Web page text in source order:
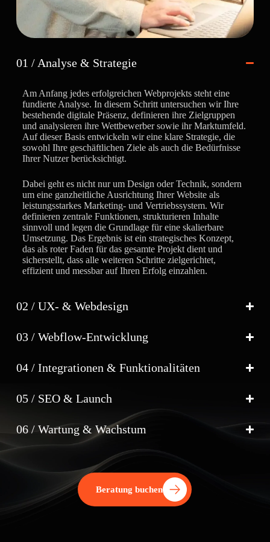
01 / Analyse & Strategie
Am Anfang jedes erfolgreichen Webprojekts steht eine
fundierte Analyse. In diesem Schritt untersuchen wir Ihre
bestehende digitale Präsenz, definieren ihre Zielgruppen
und analysieren ihre Wettbewerber sowie ihr Marktumfeld.
Auf dieser Basis entwickeln wir eine klare Strategie, die
sowohl Ihre geschäftlichen Ziele als auch die Bedürfnisse
Ihrer Nutzer berücksichtigt.
Dabei geht es nicht nur um Design oder Technik, sondern
um eine ganzheitliche Ausrichtung Ihrer Website als
leistungsstarkes Marketing- und Vertriebssystem. Wir
definieren zentrale Funktionen, strukturieren Inhalte
sinnvoll und legen die Grundlage für eine skalierbare
Umsetzung. Das Ergebnis ist ein strategisches Konzept,
das als roter Faden für das gesamte Projekt dient und
sicherstellt, dass alle weiteren Schritte zielgerichtet,
effizient und messbar auf Ihren Erfolg einzahlen.
02 / UX- & Webdesign
03 / Webflow-Entwicklung
04 / Integrationen & Funktionalitäten
05 / SEO & Launch
06 / Wartung & Wachstum
Beratung buchen